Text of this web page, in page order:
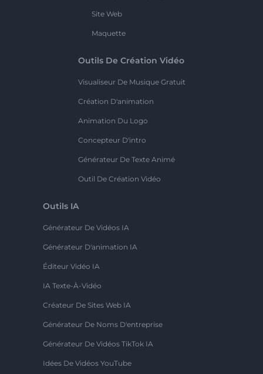
Site Web
Maquette
Outils De Création Vidéo
Visualiseur De Musique Gratuit
Création D'animation
Animation Du Logo
Concepteur D'intro
Générateur De Texte Animé
Outil De Création Vidéo
Outils IA
Générateur De Vidéos IA
Générateur D'animation IA
Éditeur Vidéo IA
IA Texte-À-Vidéo
Créateur De Sites Web IA
Générateur De Noms D'entreprise
Générateur De Vidéos TikTok IA
Idées De Vidéos YouTube